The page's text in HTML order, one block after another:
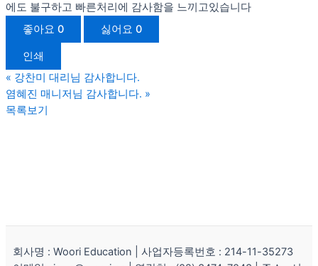
에도 불구하고 빠른처리에 감사함을 느끼고있습니다
좋아요 0 싫어요 0
인쇄
« 강찬미 대리님 감사합니다.
염혜진 매니저님 감사합니다. »
목록보기
회사명 : Woori Education | 사업자등록번호 : 214-11-35273